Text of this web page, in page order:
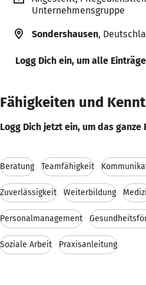
Unternehmensgruppe
Sondershausen,
Logg Dich ein, um alle
Fähigkeiten und
Logg Dich jetzt ein, um das ganze
Beratung Teamfähigkeit
Zuverlässigkeit Weiterbildung
Personalmanagement
Soziale Arbeit Praxisanleitung